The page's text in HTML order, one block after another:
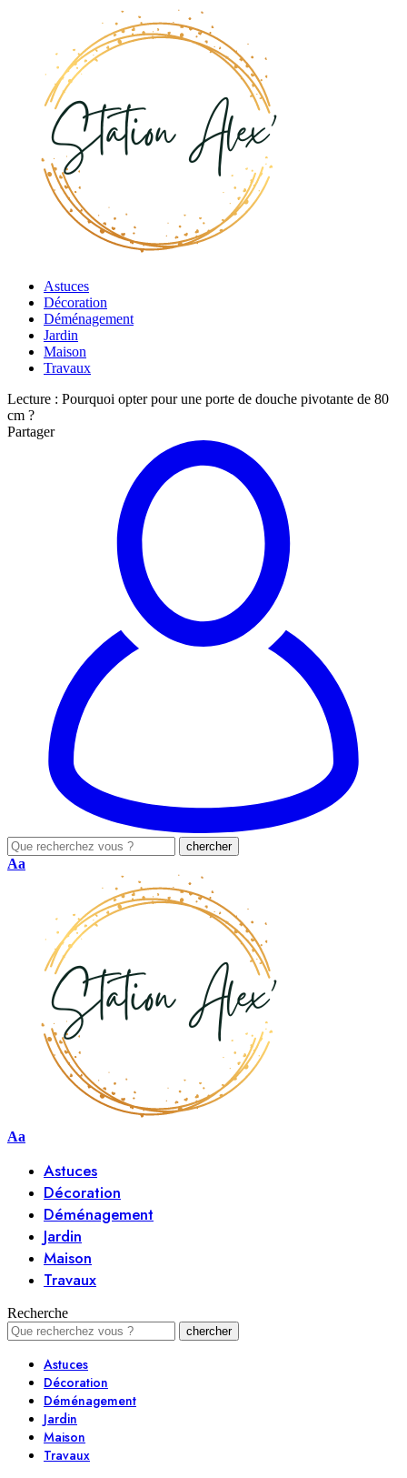
Astuces
Décoration
Déménagement
Jardin
Maison
Travaux
Lecture : Pourquoi opter pour une porte de douche pivotante de 80
cm ?
Partager
Aa
Aa
Astuces
Décoration
Déménagement
Jardin
Maison
Travaux
Recherche
Astuces
Décoration
Déménagement
Jardin
Maison
Travaux